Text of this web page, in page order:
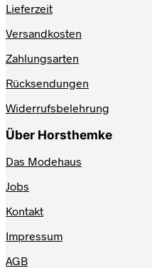
Lieferzeit
Versandkosten
Zahlungsarten
Rücksendungen
Widerrufsbelehrung
Über Horsthemke
Das Modehaus
Jobs
Kontakt
Impressum
AGB